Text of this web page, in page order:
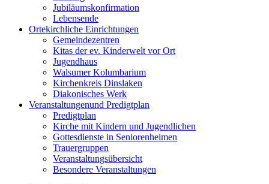
Jubiläumskonfirmation
Lebensende
Ortekirchliche Einrichtungen
Gemeindezentren
Kitas der ev. Kinderwelt vor Ort
Jugendhaus
Walsumer Kolumbarium
Kirchenkreis Dinslaken
Diakonisches Werk
Veranstaltungenund Predigtplan
Predigtplan
Kirche mit Kindern und Jugendlichen
Gottesdienste in Seniorenheimen
Trauergruppen
Veranstaltungsübersicht
Besondere Veranstaltungen